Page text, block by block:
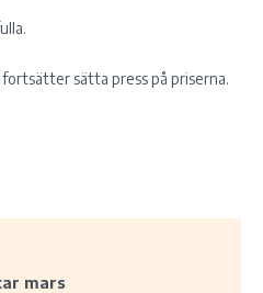
sätta press på priserna.
mars